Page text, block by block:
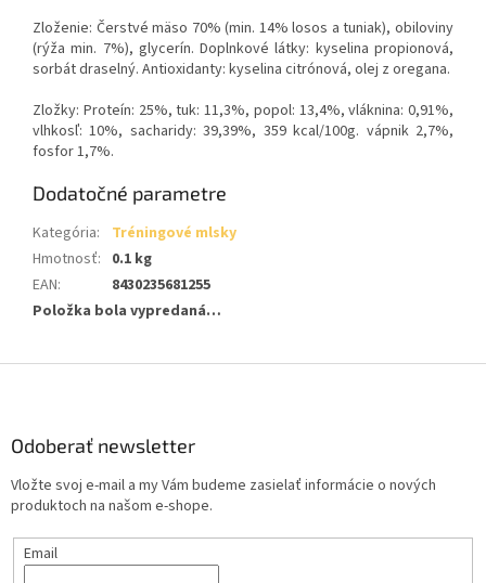
Zloženie: Čerstvé mäso 70% (min. 14% losos a tuniak), obiloviny
(rýža min. 7%), glycerín.Doplnkové látky: kyselina propionová,
sorbát draselný. Antioxidanty: kyselina citrónová, olej z oregana.
Zložky: Proteín: 25%, tuk: 11,3%, popol: 13,4%, vláknina: 0,91%,
vlhkosľ: 10%, sacharidy: 39,39%, 359 kcal/100g. vápnik 2,7%,
fosfor 1,7%.
Dodatočné parametre
Kategória:
Tréningové mlsky
Hmotnosť: 0.1 kg
EAN:
8430235681255
Položka bola vypredaná…
Odoberať newsletter
Vložte svoj e-mail a my Vám budeme zasielať informácie o nových
produktoch na našom e-shope.
Email